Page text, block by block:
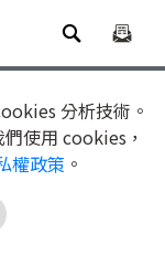
分析技術。
使用 cookies，
權政策 。